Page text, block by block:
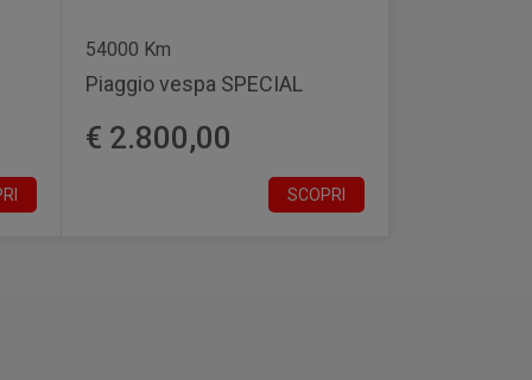
54000 Km
Piaggio vespa SPECIAL
€ 2.800,00
SCOPRI